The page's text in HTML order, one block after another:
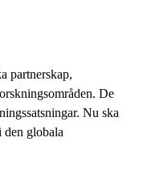
partnerskap,
De
Nu ska
den globala